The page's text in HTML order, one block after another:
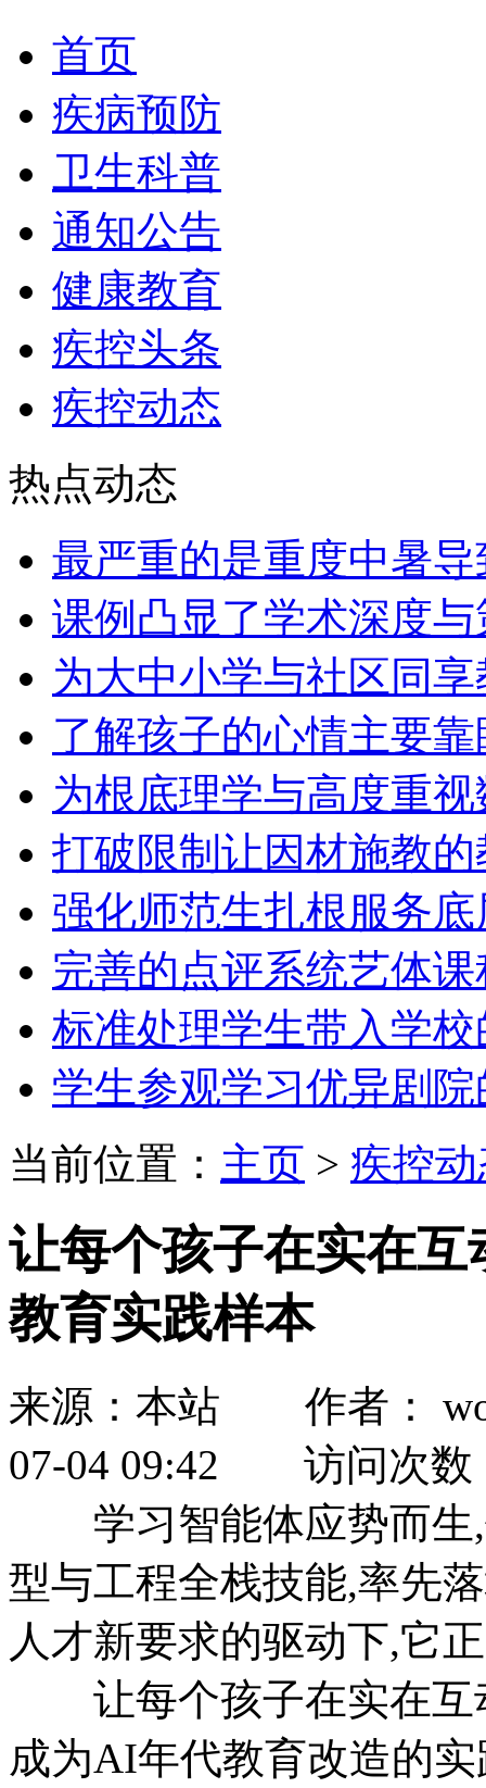
首页
疾病预防
卫生科普
通知公告
健康教育
疾控头条
疾控动态
热点动态
最严重的是重度中暑导
课例凸显了学术深度与
为大中小学与社区同享
了解孩子的心情主要靠
为根底理学与高度重视
打破限制让因材施教的
强化师范生扎根服务底
完善的点评系统艺体课
标准处理学生带入学校
学生参观学习优异剧院
当前位置： 主页 > 疾控
让每个孩子在实在
教育实践样本
来源：本站 作者：
07-04 09:42 访问次数
学习智能体应势而生,
型与工程全栈技能,率先
人才新要求的驱动下,
让每个孩子在实在互
成为AI年代教育改造的